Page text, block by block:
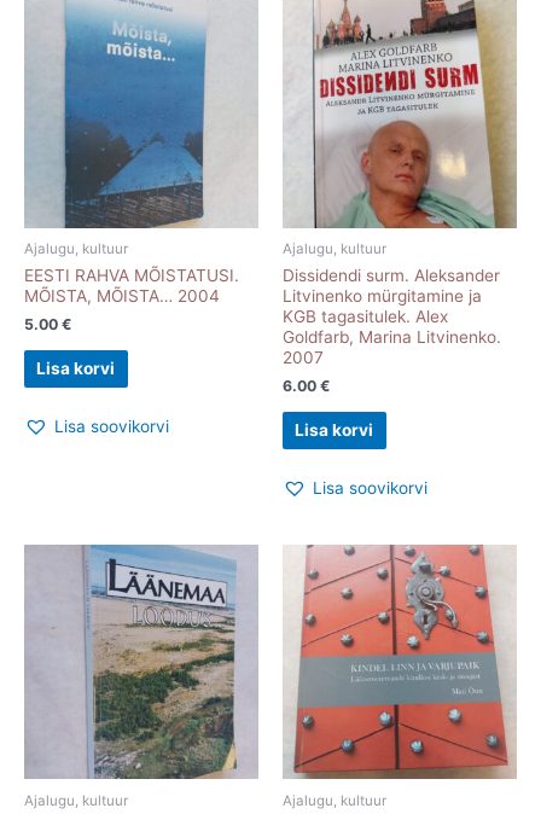
antiikaeg.
2000
Ajalugu, kultuur
EESTI RAHVA MÕISTATUSI.
MÕISTA, MÕISTA… 2004
5.00 €
Lisa korvi
Lisa soovikorvi
Ajalugu, kultuur
Dissidendi surm. Aleksander
Litvinenko mürgitamine ja
KGB tagasitulek. Alex
Goldfarb, Marina Litvinenko.
2007
6.00 €
Lisa korvi
Lisa soovikorvi
Ajalugu, kultuur Ajalugu, kultuur